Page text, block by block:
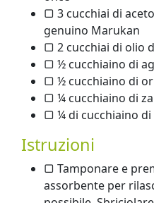
▢ 3 cucchiai di
genuino Marukan
▢ 2 cucchiai di olio
▢ ½ cucchiaino di
▢ ½ cucchiaino di
▢ ¼ cucchiaino di
▢ ¼ di cucchiaino
Istruzioni
▢ Tamponare e
assorbente per